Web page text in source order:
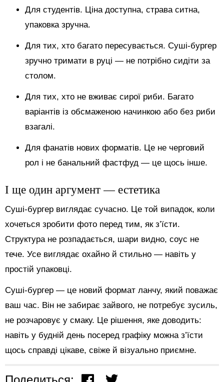
Для студентів. Ціна доступна, страва ситна,
упаковка зручна.
Для тих, хто багато пересувається. Суші-бургер
зручно тримати в руці — не потрібно сидіти за
столом.
Для тих, хто не вживає сирої риби. Багато
варіантів із обсмаженою начинкою або без риби
взагалі.
Для фанатів нових форматів. Це не черговий
рол і не банальний фастфуд — це щось інше.
І ще один аргумент — естетика
Суші-бургер виглядає сучасно. Це той випадок, коли
хочеться зробити фото перед тим, як з’їсти.
Структура не розпадається, шари видно, соус не
тече. Усе виглядає охайно й стильно — навіть у
простій упаковці.
Суші-бургер — це новий формат ланчу, який поважає
ваш час. Він не забирає зайвого, не потребує зусиль,
не розчаровує у смаку. Це рішення, яке доводить:
навіть у будній день посеред графіку можна з’їсти
щось справді цікаве, свіже й візуально приємне.